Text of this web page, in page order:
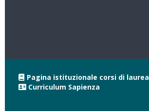
Pagina istituzionale corsi di laurea
Curriculum Sapienza